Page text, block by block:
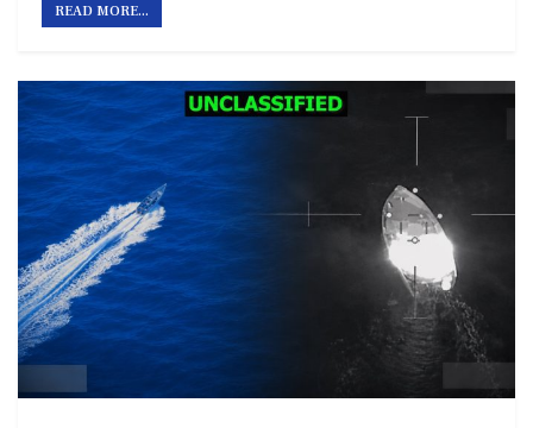
READ MORE...